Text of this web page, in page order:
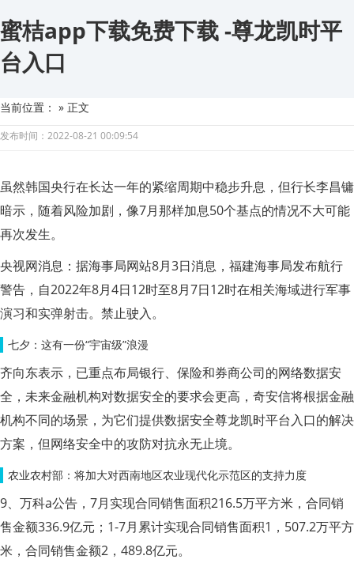
蜜桔app下载免费下载 -尊龙凯时平
台入口
当前位置： » 正文
发布时间：2022-08-21 00:09:54
虽然韩国央行在长达一年的紧缩周期中稳步升息，但行长李昌镛
暗示，随着风险加剧，像7月那样加息50个基点的情况不大可能
再次发生。
央视网消息：据海事局网站8月3日消息，福建海事局发布航行
警告，自2022年8月4日12时至8月7日12时在相关海域进行军事
演习和实弹射击。禁止驶入。
七夕：这有一份“宇宙级”浪漫
齐向东表示，已重点布局银行、保险和券商公司的网络数据安
全，未来金融机构对数据安全的要求会更高，奇安信将根据金融
机构不同的场景，为它们提供数据安全尊龙凯时平台入口的解决
方案，但网络安全中的攻防对抗永无止境。
农业农村部：将加大对西南地区农业现代化示范区的支持力度
9、万科a公告，7月实现合同销售面积216.5万平方米，合同销
售金额336.9亿元；1-7月累计实现合同销售面积1，507.2万平方
米，合同销售金额2，489.8亿元。